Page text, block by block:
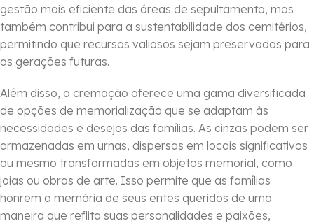
gestão mais eficiente das áreas de sepultamento, mas
também contribui para a sustentabilidade dos cemitérios,
permitindo que recursos valiosos sejam preservados para
as gerações futuras.
Além disso, a cremação oferece uma gama diversificada
de opções de memorialização que se adaptam às
necessidades e desejos das famílias. As cinzas podem ser
armazenadas em urnas, dispersas em locais significativos
ou mesmo transformadas em objetos memorial, como
joias ou obras de arte. Isso permite que as famílias
honrem a memória de seus entes queridos de uma
maneira que reflita suas personalidades e paixões,